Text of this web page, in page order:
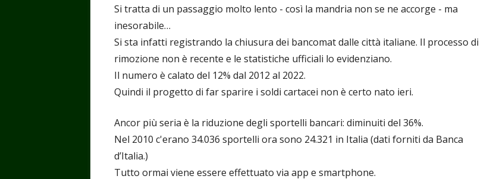
Si tratta di un passaggio molto lento - così la mandria non se ne accorge - ma
inesorabile…
Si sta infatti registrando la chiusura dei bancomat dalle città italiane. Il processo di
rimozione non è recente e le statistiche ufficiali lo evidenziano.
Il numero è calato del 12% dal 2012 al 2022.
Quindi il progetto di far sparire i soldi cartacei non è certo nato ieri.
Ancor più seria è la riduzione degli sportelli bancari: diminuiti del 36%.
Nel 2010 c'erano 34.036 sportelli ora sono 24.321 in Italia (dati forniti da Banca
d’Italia.)
Tutto ormai viene essere effettuato via app e smartphone.